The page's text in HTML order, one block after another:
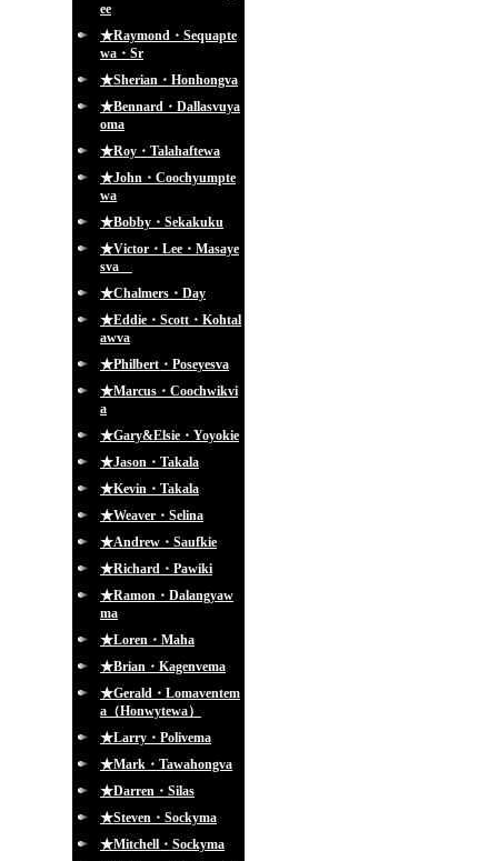
ee
★Raymond・Sequapte
wa・Sr
★Sherian・Honhongva
★Bennard・Dallasvuya
oma
★Roy・Talahaftewa
★John・Coochyumpte
wa
★Bobby・Sekakuku
★Victor・Lee・Masaye
sva
★Chalmers・Day
★Eddie・Scott・Kohtal
awva
★Philbert・Poseyesva
★Marcus・Coochwikvi
a
★Gary&Elsie・Yoyokie
★Jason・Takala
★Kevin・Takala
★Weaver・Selina
★Andrew・Saufkie
★Richard・Pawiki
★Ramon・Dalangyaw
ma
★Loren・Maha
★Brian・Kagenvema
★Gerald・Lomaventem
a（Honwytewa）
★Larry・Polivema
★Mark・Tawahongva
★Darren・Silas
★Steven・Sockyma
★Mitchell・Sockyma